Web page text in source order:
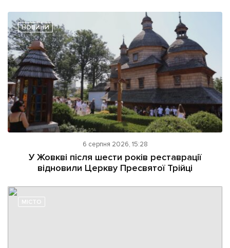
НОВИНИ
6 серпня 2026, 15:28
У Жовкві після шести років реставрації
відновили Церкву Пресвятої Трійці
МІСТО